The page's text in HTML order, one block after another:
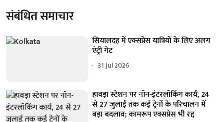
संबंधित समाचार
सियालदह में एक्सप्रेस यात्रियों के लिए अलग
एंट्री गेट
31 Jul 2026
हावड़ा स्टेशन पर नॉन-इंटरलॉकिंग कार्य, 24
से 27 जुलाई तक कई ट्रेनों के परिचालन में
बड़ा बदलाव; कामरूप एक्सप्रेस भी रद्द